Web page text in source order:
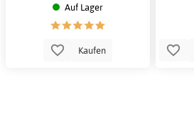
Auf Lager
Kaufen